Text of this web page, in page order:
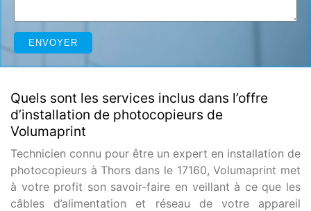
Quels sont les services inclus dans l’offre
d’installation de photocopieurs de
Volumaprint
Technicien connu pour être un expert en installation de
photocopieurs à Thors dans le 17160, Volumaprint met
à votre profit son savoir-faire en veillant à ce que les
câbles d’alimentation et réseau de votre appareil